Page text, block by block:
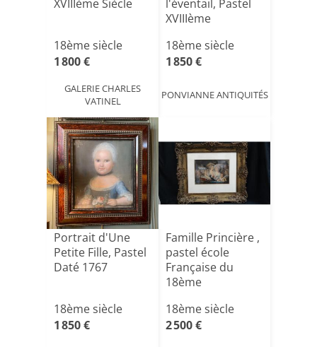
XVIIIème Siècle
18ème siècle
1 800 €
GALERIE CHARLES
VATINEL
l'éventail, Pastel
XVIIIème
18ème siècle
1 850 €
PONVIANNE ANTIQUITÉS
Portrait d'Une
Petite Fille, Pastel
Daté 1767
18ème siècle
1 850 €
Famille Princière ,
pastel école
Française du
18ème
18ème siècle
2 500 €